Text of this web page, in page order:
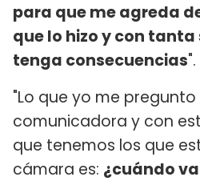
para que me agreda
que lo hizo y con tanta
tenga consecuencias".
"Lo que yo me
comunicadora y con
que tenemos los que
cámara es: ¿cuándo